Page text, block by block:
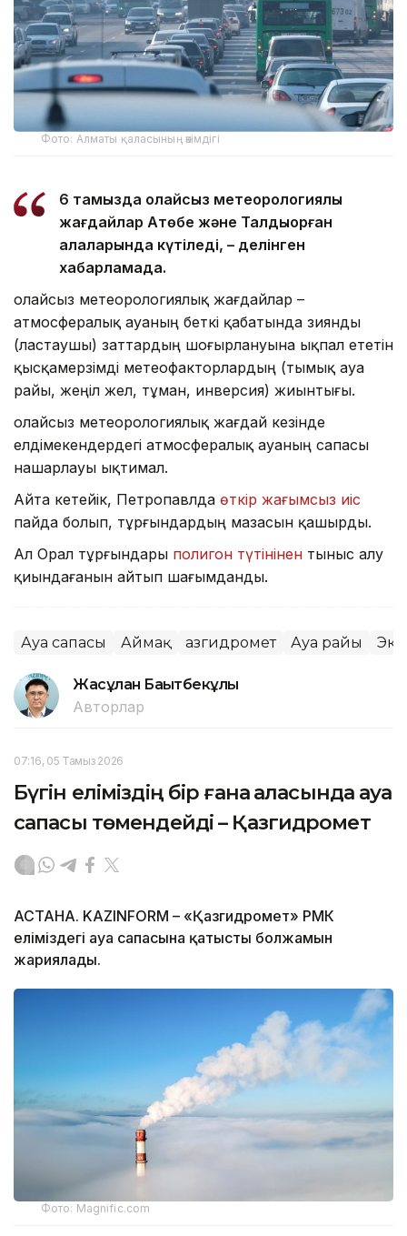
Фото: Алматы қаласының әкімдігі
6 тамызда қолайсыз метеорологиялық
жағдайлар Ақтөбе және Талдықорған
қалаларында күтіледі, – делінген
хабарламада.
Қолайсыз метеорологиялық жағдайлар –
атмосфералық ауаның беткі қабатында зиянды
(ластаушы) заттардың шоғырлануына ықпал ететін
қысқамерзімді метеофакторлардың (тымық ауа
райы, жеңіл жел, тұман, инверсия) жиынтығы.
Қолайсыз метеорологиялық жағдай кезінде
елдімекендердегі атмосфералық ауаның сапасы
нашарлауы ықтимал.
Айта кетейік, Петропавлда өткір жағымсыз иіс
пайда болып, тұрғындардың мазасын қашырды.
Ал Орал тұрғындары полигон түтінінен тыныс алу
қиындағанын айтып шағымданды.
Ауа сапасы Аймақ Қазгидромет Ауа райы
Жасұлан Бақытбекұлы
Авторлар
07:16, 05 Тамыз 2026
Бүгін еліміздің бір ғана қаласында ауа
сапасы төмендейді – Қазгидромет
АСТАНА. KAZINFORM – «Қазгидромет» РМК
еліміздегі ауа сапасына қатысты болжамын
жариялады.
Фото: Magnific.com